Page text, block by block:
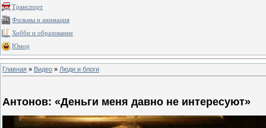
Транспорт
Фильмы и анимация
Хобби и образование
Юмор
Главная » Видео » Люди и блоги
Антонов: «Деньги меня давно не интересуют»